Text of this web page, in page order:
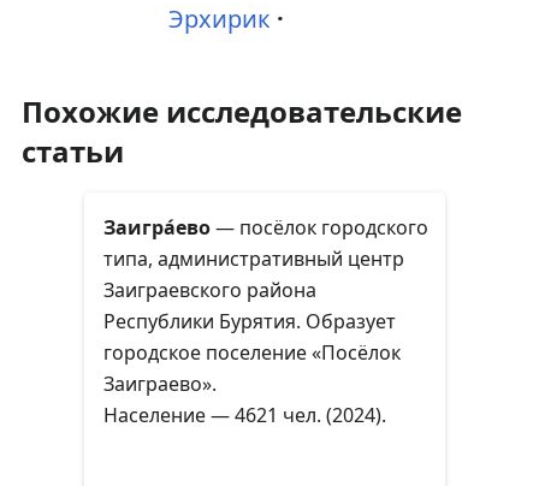
Эрхирик
Похожие исследовательские
статьи
Заигра́ево— посёлок городского
типа, административный центр
Заиграевского района
Республики Бурятия. Образует
городское поселение «Посёлок
Заиграево».
Население — 4621 чел. (2024).